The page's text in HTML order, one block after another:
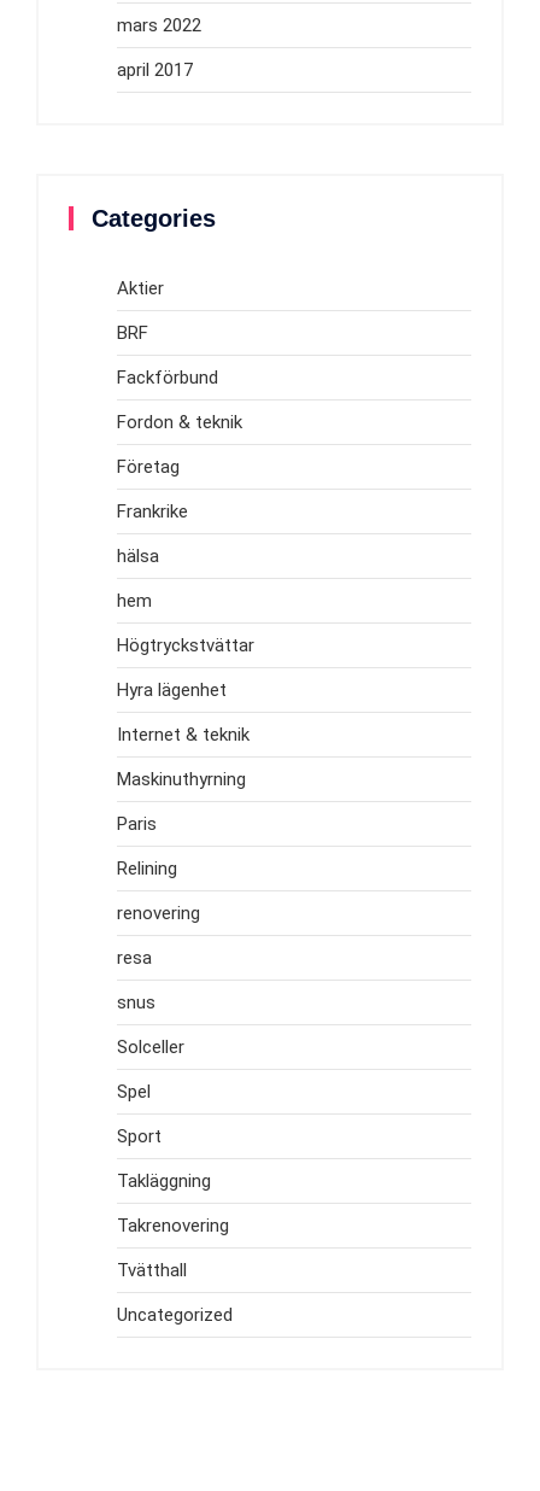
mars 2022
april 2017
Categories
Aktier
BRF
Fackförbund
Fordon & teknik
Företag
Frankrike
hälsa
hem
Högtryckstvättar
Hyra lägenhet
Internet & teknik
Maskinuthyrning
Paris
Relining
renovering
resa
snus
Solceller
Spel
Sport
Takläggning
Takrenovering
Tvätthall
Uncategorized